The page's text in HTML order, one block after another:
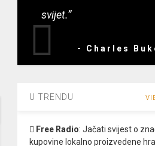
svijet.”
- Charles
U TRENDU
Free Radio: Jačati svijest o
kupovine lokalno proizvedene